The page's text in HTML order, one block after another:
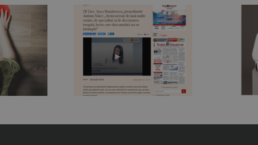
Autism
nevoie
multe centre,
şi de
terapiei,
care
copil sau adolescent
care are un
comportament bizar
se poate ascunde un
suflet afectat de
tulburări de spectru”.
Nicoleta Orlea,